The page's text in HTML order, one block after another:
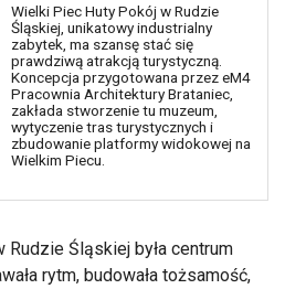
Wielki Piec Huty Pokój w Rudzie
Śląskiej, unikatowy industrialny
zabytek, ma szansę stać się
prawdziwą atrakcją turystyczną.
Koncepcja przygotowana przez eM4
Pracownia Architektury Brataniec,
zakłada stworzenie tu muzeum,
wytyczenie tras turystycznych i
zbudowanie platformy widokowej na
Wielkim Piecu.
Rudzie Śląskiej była centrum
rytm, budowała tożsamość,